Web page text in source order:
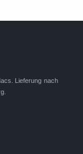
Lieferung nach